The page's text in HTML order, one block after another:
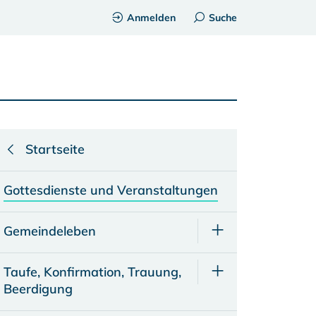
Anmelden Suche
Startseite
Gottesdienste und Veranstaltungen
Gemeindeleben
Taufe, Konfirmation, Trauung,
Beerdigung